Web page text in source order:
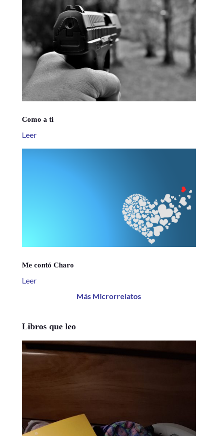
Como a ti
Leer
Me contó Charo
Leer
Más Microrrelatos
Libros que leo